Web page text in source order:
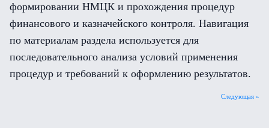
формировании НМЦК и прохождения процедур
финансового и казначейского контроля. Навигация
по материалам раздела используется для
последовательного анализа условий применения
процедур и требований к оформлению результатов.
Следующая »